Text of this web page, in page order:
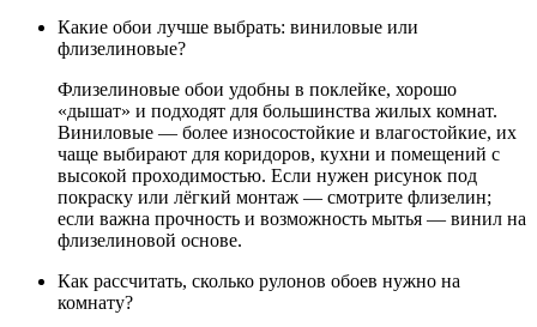
Какие обои лучше выбрать: виниловые или
флизелиновые?
Флизелиновые обои удобны в поклейке, хорошо
«дышат» и подходят для большинства жилых комнат.
Виниловые — более износостойкие и влагостойкие, их
чаще выбирают для коридоров, кухни и помещений с
высокой проходимостью. Если нужен рисунок под
покраску или лёгкий монтаж — смотрите флизелин;
если важна прочность и возможность мытья — винил на
флизелиновой основе.
Как рассчитать, сколько рулонов обоев нужно на
комнату?